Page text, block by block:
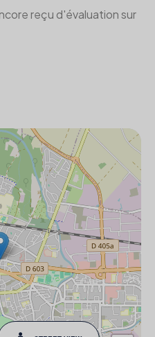
reçu d'évaluation sur